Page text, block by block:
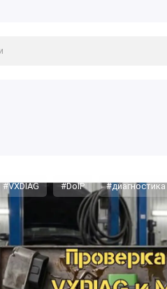
#VXDIAG #DoIP #диагностика